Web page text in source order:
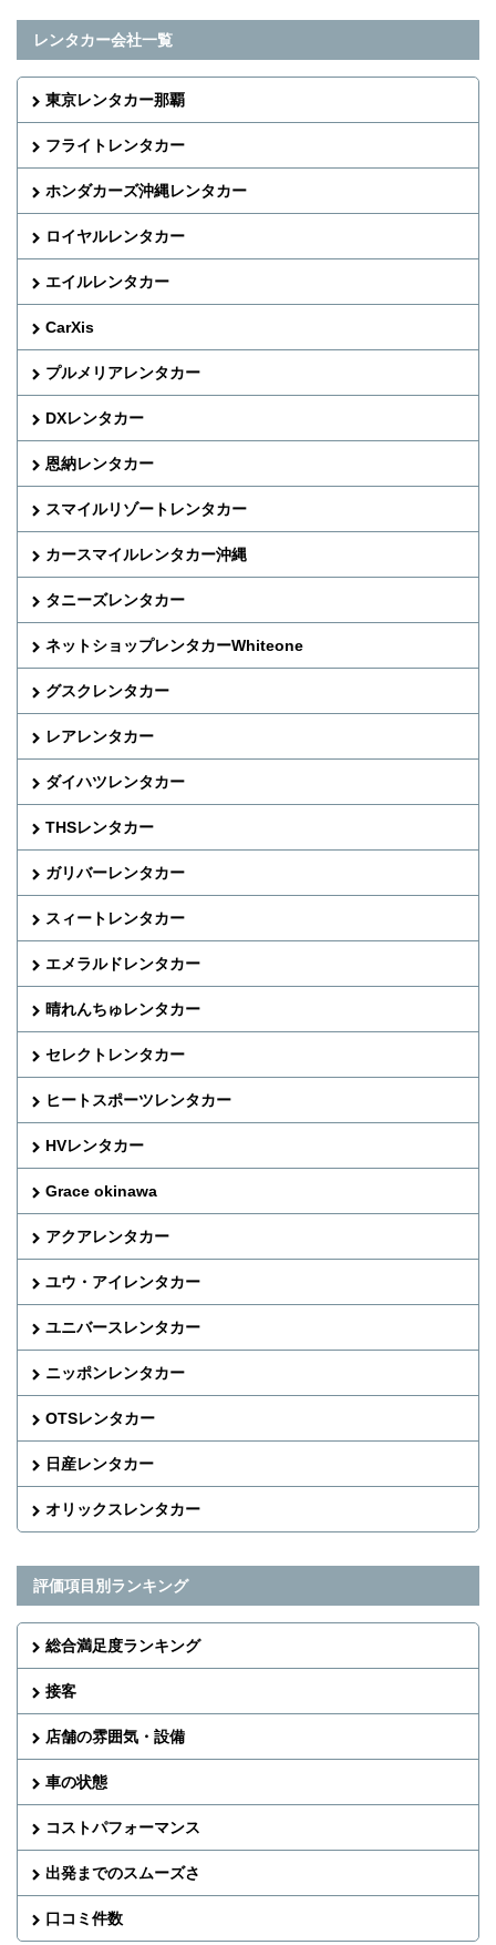
レンタカー会社一覧
東京レンタカー那覇
フライトレンタカー
ホンダカーズ沖縄レンタカー
ロイヤルレンタカー
エイルレンタカー
CarXis
プルメリアレンタカー
DXレンタカー
恩納レンタカー
スマイルリゾートレンタカー
カースマイルレンタカー沖縄
タニーズレンタカー
ネットショップレンタカーWhiteone
グスクレンタカー
レアレンタカー
ダイハツレンタカー
THSレンタカー
ガリバーレンタカー
スィートレンタカー
エメラルドレンタカー
晴れんちゅレンタカー
セレクトレンタカー
ヒートスポーツレンタカー
HVレンタカー
Grace okinawa
アクアレンタカー
ユウ・アイレンタカー
ユニバースレンタカー
ニッポンレンタカー
OTSレンタカー
日産レンタカー
オリックスレンタカー
評価項目別ランキング
総合満足度ランキング
接客
店舗の雰囲気・設備
車の状態
コストパフォーマンス
出発までのスムーズさ
口コミ件数